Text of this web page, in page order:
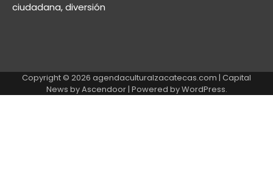
ciudadana, diversión
Copyright © 2026 agendaculturalzacatecas.com | Capital
News byAscendoor| Powered byWordPress.